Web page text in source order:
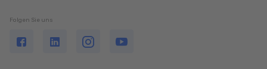
Folgen Sie uns